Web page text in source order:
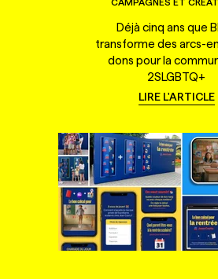
CAMPAGNES ET
Déjà cinq ans que
transforme des arcs-
dons pour la
2SLGBTQ+
LIRE L'ARTICLE